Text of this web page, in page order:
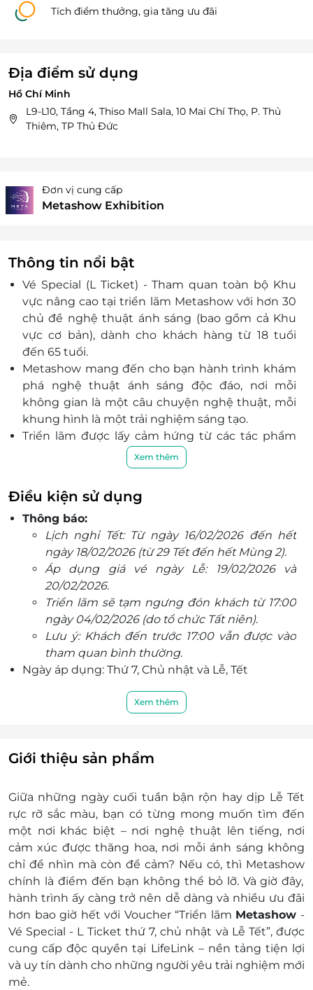
Tích điểm thưởng, gia tăng ưu đãi
Địa điểm sử dụng
Hồ Chí Minh
L9-L10, Tầng 4, Thiso Mall Sala, 10 Mai Chí Thọ, P. Thủ
Thiêm, TP Thủ Đức
Đơn vị cung cấp
Metashow Exhibition
Thông tin nổi bật
Vé Special (L Ticket) - Tham quan toàn bộ Khu
vực nâng cao tại triển lãm Metashow với hơn 30
chủ đề nghệ thuật ánh sáng (bao gồm cả Khu
vực cơ bản), dành cho khách hàng từ 18 tuổi
đến 65 tuổi.
Metashow mang đến cho bạn hành trình khám
phá nghệ thuật ánh sáng độc đáo, nơi mỗi
không gian là một câu chuyện nghệ thuật, mỗi
khung hình là một trải nghiệm sáng tạo.
Triển lãm được lấy cảm hứng từ các tác phẩm
nổi tiếng danh họa Vincent Van Gogh, nghệ sĩ
sắp đặt nổi tiếng Yayoi Kusama cùng các nghệ sĩ
khác… với hơn 30 chủ đề như: Kính vạn hoa, Biển
hoa hồng, Ngân hà vô tận, Mê cung gương, Vũ
trụ cánh đồng lúa mì, Biển hoa hướng dương,
Đường hầm kim cương, Phòng chiếu 4K…
Trải nghiệm kính MR (Mixed Reality) tại
Metashow mở ra một không gian nghệ thuật
hoàn toàn mới, nơi ranh giới giữa thực và ảo
được xoá nhoà.
Xem thêm
Điều kiện sử dụng
Thông báo:
Lịch nghỉ Tết: Từ ngày 16/02/2026 đến hết
ngày 18/02/2026 (từ 29 Tết đến hết Mùng 2).
Áp dụng giá vé ngày Lễ: 19/02/2026 và
20/02/2026.
Triển lãm sẽ tạm ngưng đón khách từ 17:00
ngày 04/02/2026 (do tổ chức Tất niên).
Lưu ý: Khách đến trước 17:00 vẫn được vào
tham quan bình thường.
Ngày áp dụng: Thứ 7, Chủ nhật và Lễ, Tết
Quý khách tham khảo nội quy triển lãm và
Người từ 18 tuổi đến 65 tuổi
Trẻ em dưới 1m20 được miễn phí vé. Mỗi
dưới 1m20
Khách hàng được tham quan toàn bộ triển lãm
với hơn 30 chủ đề lớn nhỏ khác nhau và 2 hạng
mục TiTan
Trải nghiệm kính MR
Quay video với camera 360 độ
Không giới hạn thời gian tham quan triển lãm
Số lượng E-Voucher áp dụng: 01 voucher/ 01
khách/ 01 vé vào cổng 01 lần (không bù tiền)
Khách hàng liên hệ đăng ký dịch vụ trước khi
đến để được phục vụ tốt nhất:
Xem thêm
Giới thiệu sản phẩm
Giữa những ngày cuối tuần bận rộn hay dịp Lễ Tết
rực rỡ sắc màu, bạn có từng mong muốn tìm đến
một nơi khác biệt – nơi nghệ thuật lên tiếng, nơi
cảm xúc được thăng hoa, nơi mỗi ánh sáng không
chỉ để nhìn mà còn để cảm? Nếu có, thì Metashow
chính là điểm đến bạn không thể bỏ lỡ. Và giờ đây,
hành trình ấy càng trở nên dễ dàng và nhiều ưu đãi
hơn bao giờ hết với Voucher “Triển lãm Metashow -
Vé Special - L Ticket thứ 7, chủ nhật và Lễ Tết”, được
cung cấpđộc quyền tại LifeLink– nền tảng tiện lợi
và uy tín dành cho những người yêu trải nghiệm mới
mẻ.